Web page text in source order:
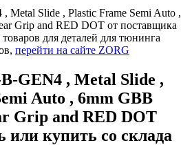
Metal Slide , Plastic Frame Semi Auto ,
Grip and RED DOT от поставщика
для деталей для тюнинга
перейти на сайте ZORG
GEN4 , Metal Slide ,
Auto , 6mm GBB
Grip and RED DOT
или купить со склада